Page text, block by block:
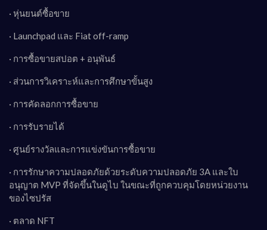
· หุ่นยนต์ซื้อขาย
· Launchpad และ Fiat off-ramp
· การซื้อขายสปอต + อนุพันธ์
· ส่วนการวิเคราะห์และการศึกษาขั้นสูง
· การคัดลอกการซื้อขาย
· การรับรายได้
· ศูนย์รางวัลและการแข่งขันการซื้อขาย
· การรักษาความปลอดภัยด้วยระดับความปลอดภัย 3A และใบ
อนุญาต MVP ที่จัดขึ้นในดูไบ ในขณะที่ถูกควบคุมโดยหน่วยงาน
ของไซปรัส
· ตลาด NFT